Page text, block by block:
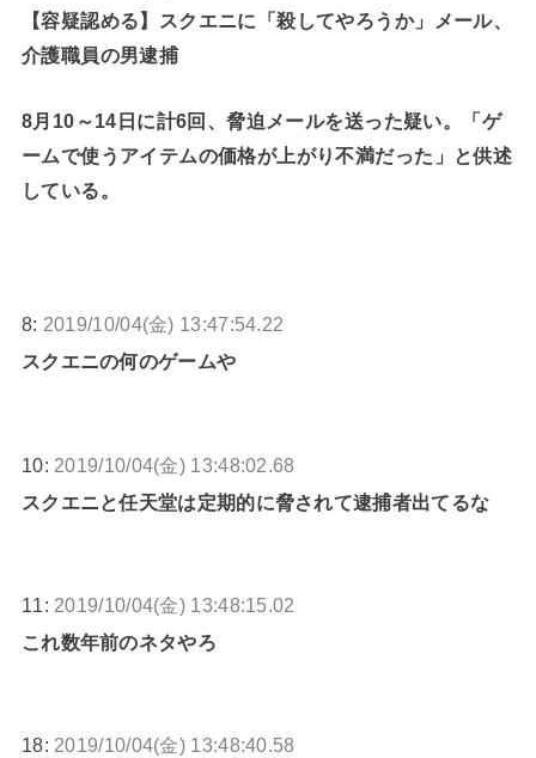
【容疑認める】スクエニに「殺してやろうか」メール、
介護職員の男逮捕
8月10～14日に計6回、脅迫メールを送った疑い。「ゲ
ームで使うアイテムの価格が上がり不満だった」と供述
している。
8: 2019/10/04(金) 13:47:54.22
スクエニの何のゲームや
10: 2019/10/04(金) 13:48:02.68
スクエニと任天堂は定期的に脅されて逮捕者出てるな
11: 2019/10/04(金) 13:48:15.02
これ数年前のネタやろ
18: 2019/10/04(金) 13:48:40.58